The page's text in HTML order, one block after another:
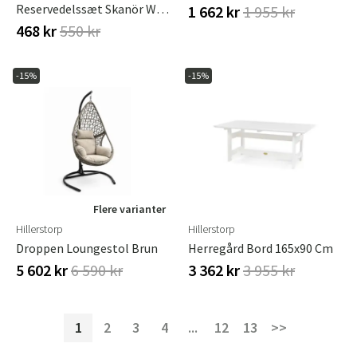
Reservedelssæt Skanör White
468 kr550 kr
1 662 kr1 955 kr
-15%
Flere varianter
Hillerstorp
Droppen Loungestol Brun
5 602 kr6 590 kr
-15%
Hillerstorp
Herregård Bord 165x90 Cm
3 362 kr3 955 kr
1 2 3 4 ... 12 13 >>